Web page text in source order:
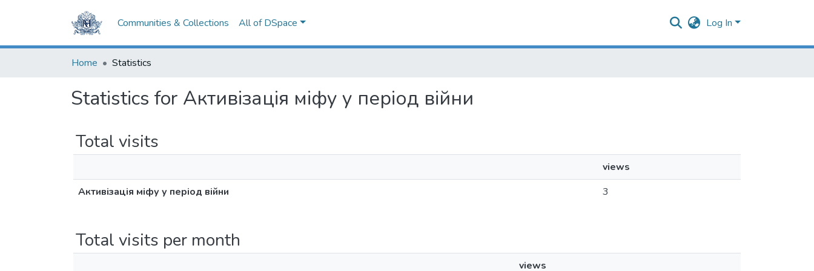
Communities & Collections All of DSpace Log In
Home Statistics
Statistics for Активізація міфу у період війни
Total visits
views
Активізація міфу у період війни
3
Total visits per month
views